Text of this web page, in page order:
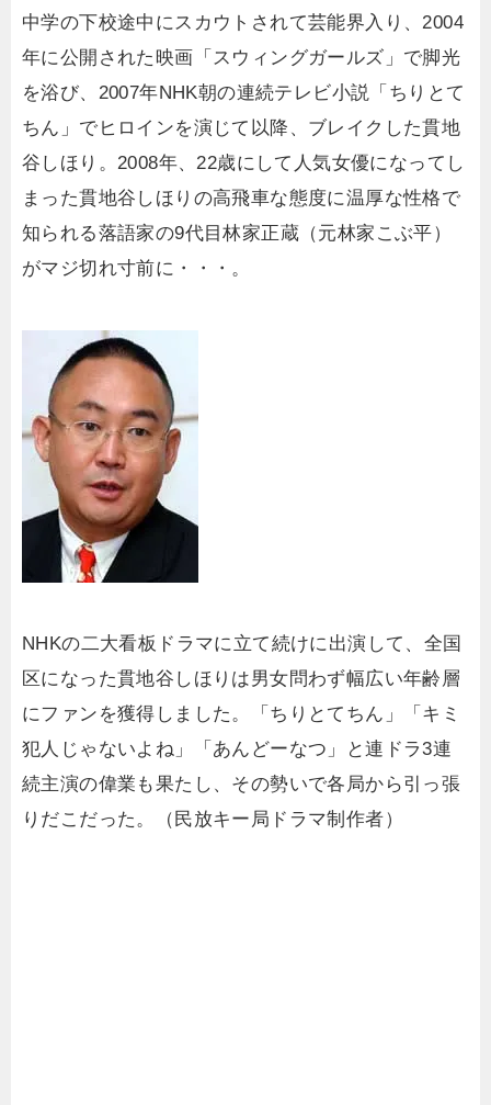
中学の下校途中にスカウトされて芸能界入り、2004
年に公開された映画「スウィングガールズ」で脚光
を浴び、2007年NHK朝の連続テレビ小説「ちりとて
ちん」でヒロインを演じて以降、ブレイクした貫地
谷しほり。2008年、22歳にして人気女優になってし
まった貫地谷しほりの高飛車な態度に温厚な性格で
知られる落語家の9代目林家正蔵（元林家こぶ平）
がマジ切れ寸前に・・・。
NHKの二大看板ドラマに立て続けに出演して、全国
区になった貫地谷しほりは男女問わず幅広い年齢層
にファンを獲得しました。「ちりとてちん」「キミ
犯人じゃないよね」「あんどーなつ」と連ドラ3連
続主演の偉業も果たし、その勢いで各局から引っ張
りだこだった。（民放キー局ドラマ制作者）